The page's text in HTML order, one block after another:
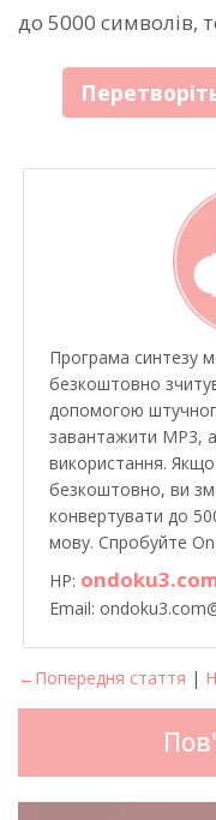
до 5000 символів,
Програма синтезу
безкоштовно
допомогою
завантажити MP3,
використання.
безкоштовно, ви
конвертувати до
мову. Спробуйте
HP:
Email:
←Попередня стаття |